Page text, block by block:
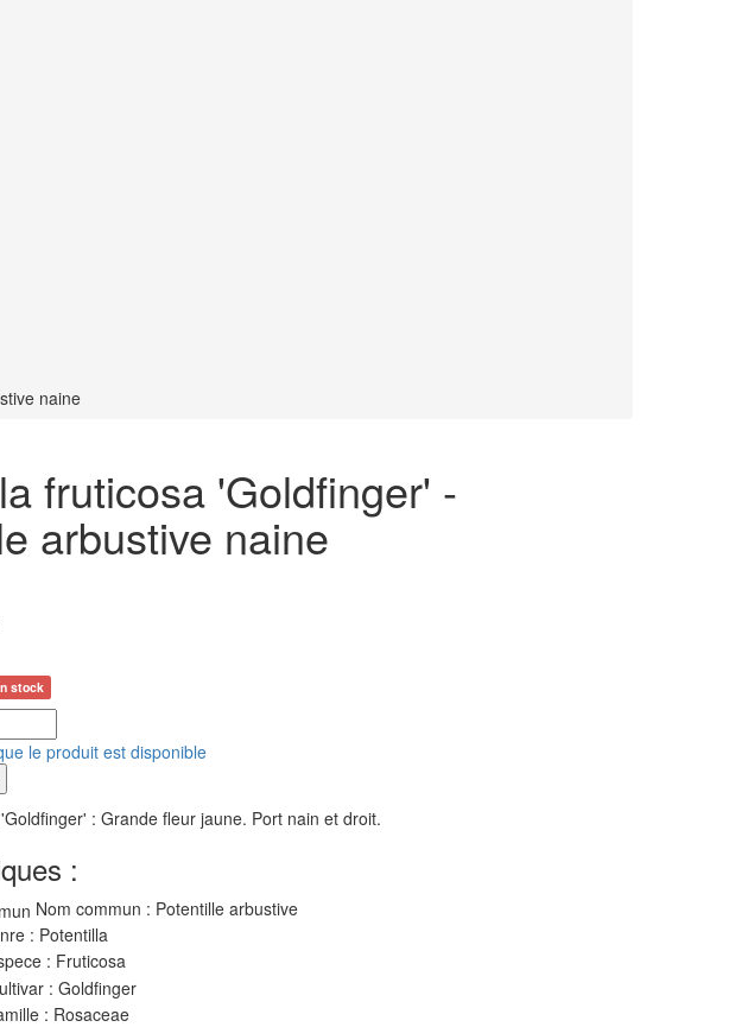
naine
fruticosa 'Goldfinger' -
arbustive naine
stock
le produit est disponible
: Grande fleur jaune. Port nain et droit.
:
Nom commun : Potentille arbustive
: Potentilla
: Fruticosa
: Goldfinger
: Rosaceae